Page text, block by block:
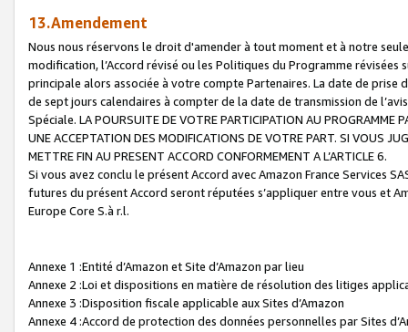
13.Amendement
Nous nous réservons le droit d'amender à tout moment et à notre
modification, l’Accord révisé ou les Politiques du Programme
principale alors associée à votre compte Partenaires. La date de
de sept jours calendaires à compter de la date de transmission de
Spéciale. LA POURSUITE DE VOTRE PARTICIPATION AU PROGRAMME
UNE ACCEPTATION DES MODIFICATIONS DE VOTRE PART. SI VOUS
METTRE FIN AU PRESENT ACCORD CONFORMEMENT A L’ARTICLE 6.
Si vous avez conclu le présent Accord avec Amazon France Services
futures du présent Accord seront réputées s’appliquer entre vous et
Europe Core S.à r.l.
Annexe 1 :Entité d’Amazon et Site d’Amazon par lieu
Annexe 2 :Loi et dispositions en matière de résolution des litiges
Annexe 3 :Disposition fiscale applicable aux Sites d’Amazon
Annexe 4 :Accord de protection des données personnelles par Sites